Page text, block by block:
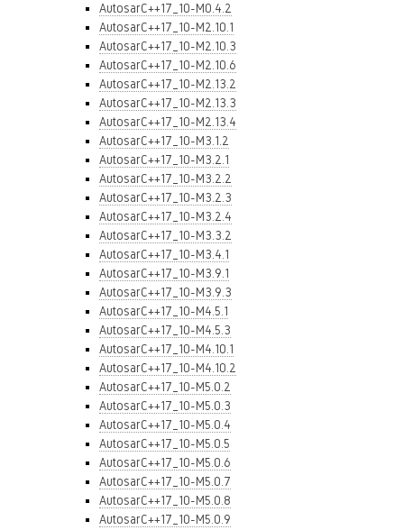
AutosarC++17_10-M0.4.2
AutosarC++17_10-M2.10.1
AutosarC++17_10-M2.10.3
AutosarC++17_10-M2.10.6
AutosarC++17_10-M2.13.2
AutosarC++17_10-M2.13.3
AutosarC++17_10-M2.13.4
AutosarC++17_10-M3.1.2
AutosarC++17_10-M3.2.1
AutosarC++17_10-M3.2.2
AutosarC++17_10-M3.2.3
AutosarC++17_10-M3.2.4
AutosarC++17_10-M3.3.2
AutosarC++17_10-M3.4.1
AutosarC++17_10-M3.9.1
AutosarC++17_10-M3.9.3
AutosarC++17_10-M4.5.1
AutosarC++17_10-M4.5.3
AutosarC++17_10-M4.10.1
AutosarC++17_10-M4.10.2
AutosarC++17_10-M5.0.2
AutosarC++17_10-M5.0.3
AutosarC++17_10-M5.0.4
AutosarC++17_10-M5.0.5
AutosarC++17_10-M5.0.6
AutosarC++17_10-M5.0.7
AutosarC++17_10-M5.0.8
AutosarC++17_10-M5.0.9